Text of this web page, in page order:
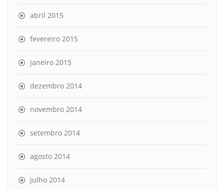
abril 2015
fevereiro 2015
janeiro 2015
dezembro 2014
novembro 2014
setembro 2014
agosto 2014
julho 2014